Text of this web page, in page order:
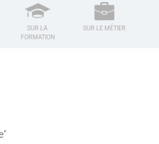
SUR LA
FORMATION
SUR LE MÉTIER